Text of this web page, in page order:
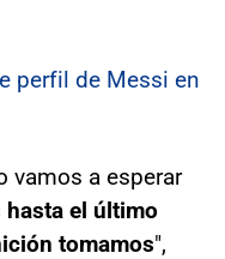
perfil de Messi en
vamos a esperar
hasta el último
tomamos",